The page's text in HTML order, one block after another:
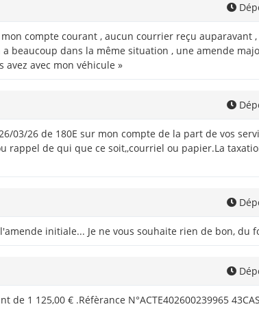
compte courant , aucun courrier reçu
beaucoup dans la même situation , une amende
avez avec mon véhicule »
26 de 180E sur mon compte de la part de vos
rappel de qui que ce soit,,courriel ou papier.La
initiale... Je ne vous souhaite rien de bon, du
1 125,00 € .Réfèrance N°ACTE402600239965